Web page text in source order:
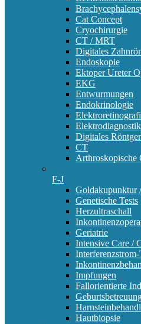
Cat Concept
Cryochirurgie
CT / MRT
Digitales
Endoskopie
Ektoper Ureter
EKG
Entwurmungen
Endokrinologie
Elektrodiagnostik
Digitales
CT
Arthroskopische
F-J
Goldakupunktur
Genetische Tests
Herzultraschall
Geriatrie
Intensive Care /
Impfungen
Fallorientierte
Hautbiopsie